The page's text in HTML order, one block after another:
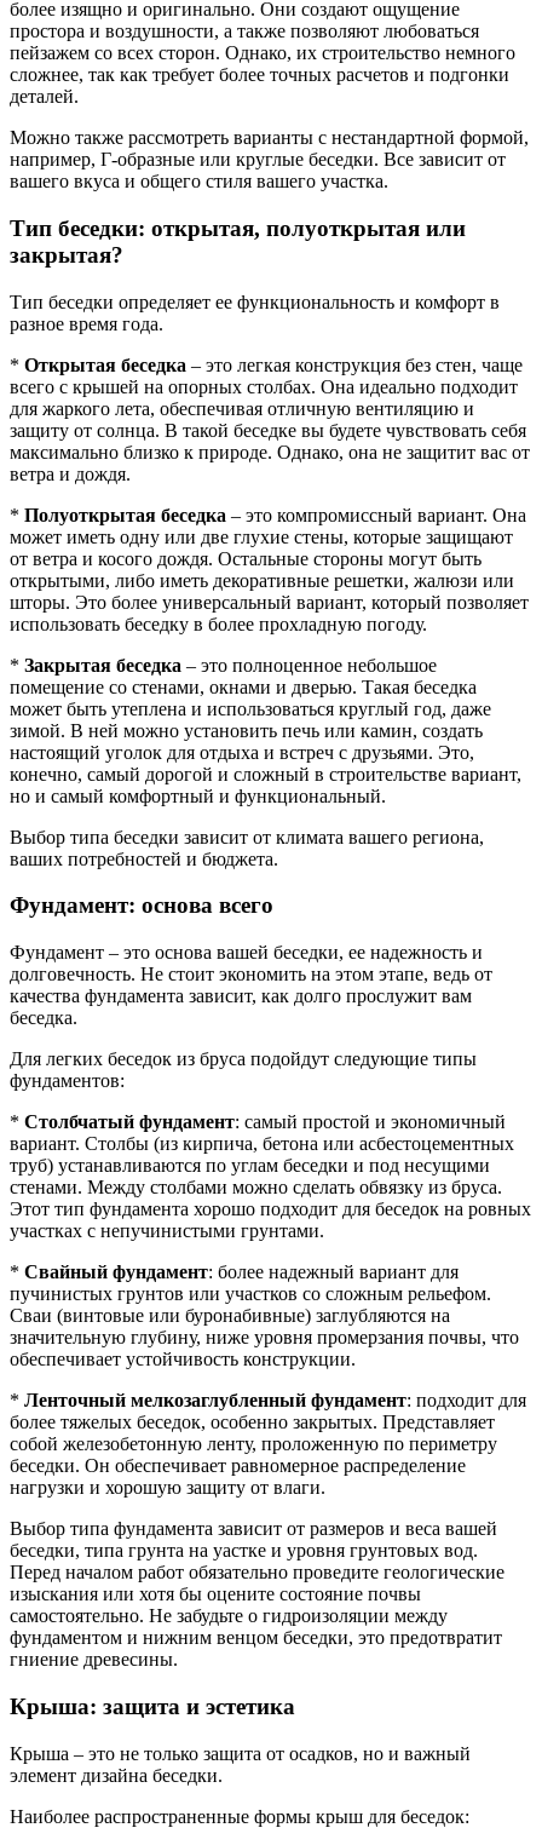
более изящно и оригинально. Они создают ощущение
простора и воздушности, а также позволяют любоваться
пейзажем со всех сторон. Однако, их строительство немного
сложнее, так как требует более точных расчетов и подгонки
деталей.
Можно также рассмотреть варианты с нестандартной формой,
например, Г-образные или круглые беседки. Все зависит от
вашего вкуса и общего стиля вашего участка.
Тип беседки: открытая, полуоткрытая или
закрытая?
Тип беседки определяет ее функциональность и комфорт в
разное время года.
* Открытая беседка – это легкая конструкция без стен, чаще
всего с крышей на опорных столбах. Она идеально подходит
для жаркого лета, обеспечивая отличную вентиляцию и
защиту от солнца. В такой беседке вы будете чувствовать себя
максимально близко к природе. Однако, она не защитит вас от
ветра и дождя.
* Полуоткрытая беседка – это компромиссный вариант. Она
может иметь одну или две глухие стены, которые защищают
от ветра и косого дождя. Остальные стороны могут быть
открытыми, либо иметь декоративные решетки, жалюзи или
шторы. Это более универсальный вариант, который позволяет
использовать беседку в более прохладную погоду.
* Закрытая беседка – это полноценное небольшое
помещение со стенами, окнами и дверью. Такая беседка
может быть утеплена и использоваться круглый год, даже
зимой. В ней можно установить печь или камин, создать
настоящий уголок для отдыха и встреч с друзьями. Это,
конечно, самый дорогой и сложный в строительстве вариант,
но и самый комфортный и функциональный.
Выбор типа беседки зависит от климата вашего региона,
ваших потребностей и бюджета.
Фундамент: основа всего
Фундамент – это основа вашей беседки, ее надежность и
долговечность. Не стоит экономить на этом этапе, ведь от
качества фундамента зависит, как долго прослужит вам
беседка.
Для легких беседок из бруса подойдут следующие типы
фундаментов:
* Столбчатый фундамент: самый простой и экономичный
вариант. Столбы (из кирпича, бетона или асбестоцементных
труб) устанавливаются по углам беседки и под несущими
стенами. Между столбами можно сделать обвязку из бруса.
Этот тип фундамента хорошо подходит для беседок на ровных
участках с непучинистыми грунтами.
* Свайный фундамент: более надежный вариант для
пучинистых грунтов или участков со сложным рельефом.
Сваи (винтовые или буронабивные) заглубляются на
значительную глубину, ниже уровня промерзания почвы, что
обеспечивает устойчивость конструкции.
* Ленточный мелкозаглубленный фундамент: подходит для
более тяжелых беседок, особенно закрытых. Представляет
собой железобетонную ленту, проложенную по периметру
беседки. Он обеспечивает равномерное распределение
нагрузки и хорошую защиту от влаги.
Выбор типа фундамента зависит от размеров и веса вашей
беседки, типа грунта на уастке и уровня грунтовых вод.
Перед началом работ обязательно проведите геологические
изыскания или хотя бы оцените состояние почвы
самостоятельно. Не забудьте о гидроизоляции между
фундаментом и нижним венцом беседки, это предотвратит
гниение древесины.
Крыша: защита и эстетика
Крыша – это не только защита от осадков, но и важный
элемент дизайна беседки.
Наиболее распространенные формы крыш для беседок: